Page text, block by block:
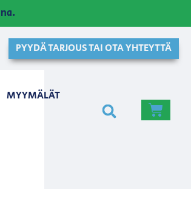
PYYDÄ TARJOUS TAI OTA YHTEYTTÄ
MYYMÄLÄT